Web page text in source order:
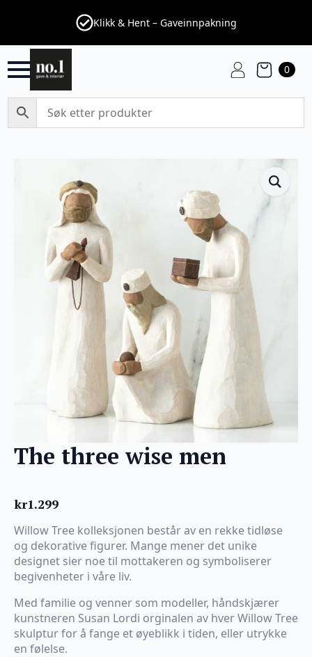
Klikk & Hent – Gaveinnpakning
0
The three wise men
kr1.299
Willow Tree kolleksjonen består av en rekke tidløse
og dekorative figurer. Mange mener det unike
designet sier noe til mottakeren og symboliserer
begivenheter i våre liv.
Med familie og venner som modeller, håndskjærer
kunstneren Susan Lordi orginalen av hver Willow Tree
skulptur for å fange et øyeblikk i tiden, eller utrykke
en følelse.